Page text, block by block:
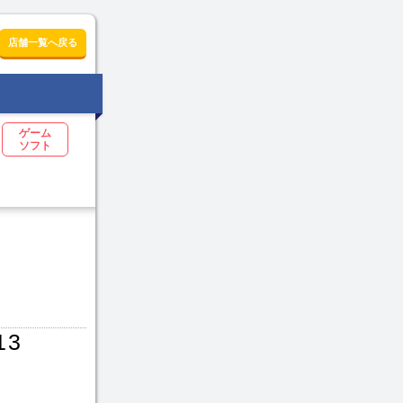
店舗一覧へ戻る
ゲーム
ソフト